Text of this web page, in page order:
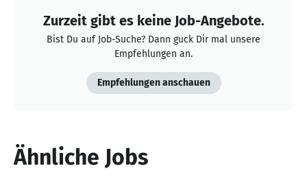
Zurzeit gibt es keine Job-Angebote.
Bist Du auf Job-Suche? Dann guck Dir mal unsere
Empfehlungen an.
Empfehlungen anschauen
Ähnliche Jobs